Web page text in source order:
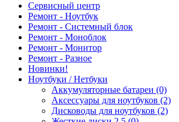
Сервисный центр
Ремонт - Ноутбук
Ремонт - Системный блок
Ремонт - Моноблок
Ремонт - Монитор
Ремонт - Разное
Новинки!
Ноутбуки / Нетбуки
Аккумуляторные батареи (0)
Аксессуары для ноутбуков (2)
Дисководы для ноутбуков (2)